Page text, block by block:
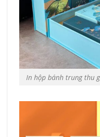
In hộp bánh trung thu